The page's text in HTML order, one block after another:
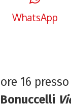
WhatsApp
16